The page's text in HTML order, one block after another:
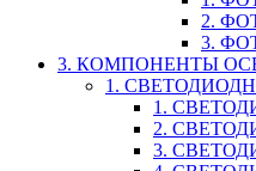
2.
3.
3. КОМПОНЕНТЫ
1.
1.
2.
3.